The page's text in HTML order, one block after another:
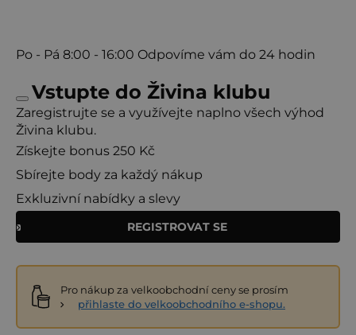
Po - Pá 8:00 - 16:00 Odpovíme vám do 24 hodin
Vstupte do Živina klubu
Zaregistrujte se a využívejte naplno všech výhod
Živina klubu.
Získejte bonus 250 Kč
Sbírejte body za každý nákup
Exkluzivní nabídky a slevy
REGISTROVAT SE
Pro nákup za velkoobchodní ceny se prosím
přihlaste do velkoobchodního e-shopu.